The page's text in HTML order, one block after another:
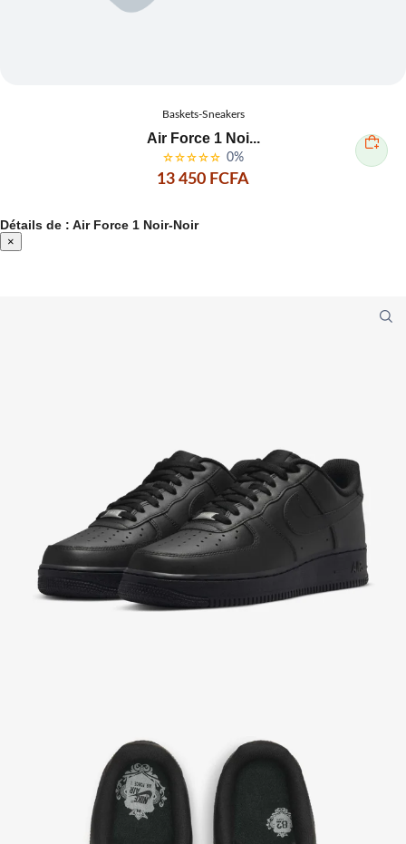
Baskets-Sneakers
Air Force 1 Noi...
0%
13 450 FCFA
Détails de : Air Force 1 Noir-Noir
×